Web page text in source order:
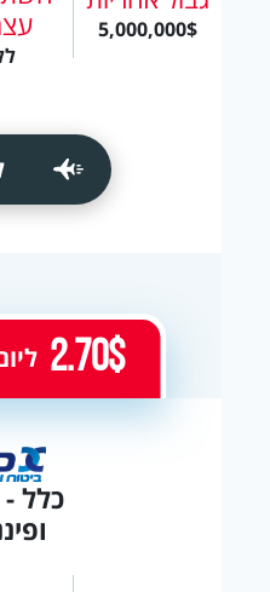
5,000,000$
כלל -
2.70$